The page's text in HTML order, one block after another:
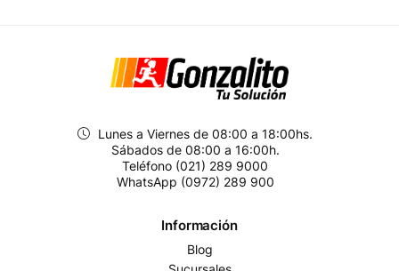
Lunes a Viernes de 08:00 a 18:00hs.
Sábados de 08:00 a 16:00h.
Teléfono (021) 289 9000
WhatsApp (0972) 289 900
Información
Blog